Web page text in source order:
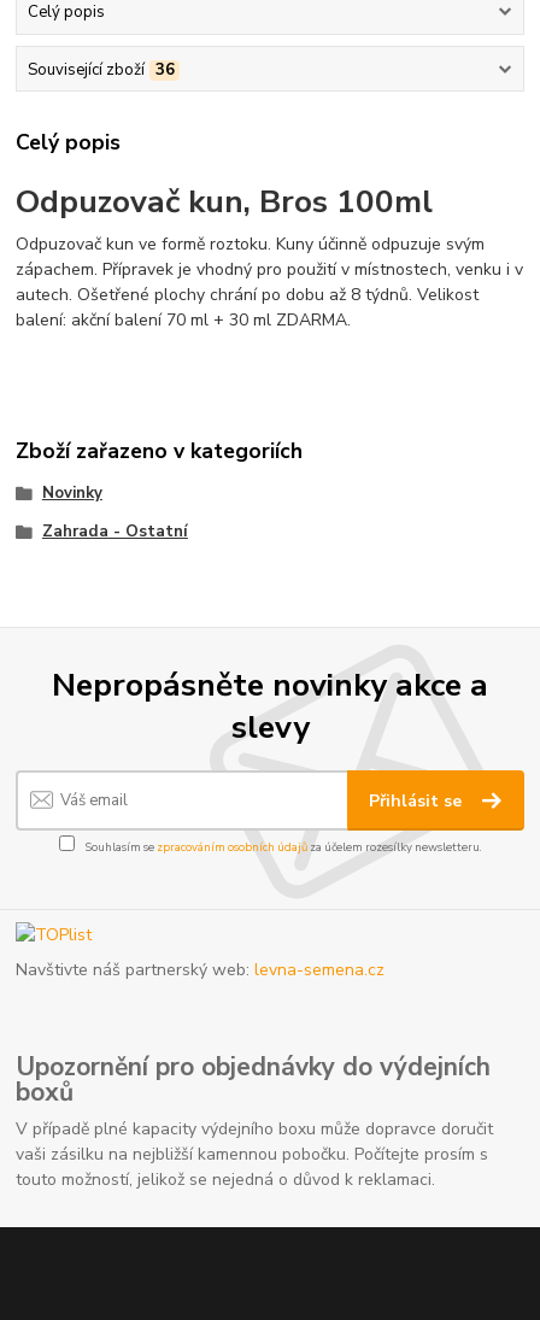
Celý popis
Související zboží 36
Celý popis
Odpuzovač kun, Bros 100ml
Odpuzovač kun ve formě roztoku. Kuny účinně odpuzuje svým
zápachem. Přípravek je vhodný pro použití v místnostech, venku i v
autech. Ošetřené plochy chrání po dobu až 8 týdnů. Velikost
balení: akční balení 70 ml + 30 ml ZDARMA.
Zboží zařazeno v kategoriích
Novinky
Zahrada - Ostatní
Nepropásněte novinky akce a
slevy
Přihlásit se
Souhlasím se zpracováním osobních údajůza účelem rozesílky newsletteru.
Navštivte náš partnerský web:levna-semena.cz
Upozornění pro objednávky do výdejních
boxů
V případě plné kapacity výdejního boxu může dopravce doručit
vaši zásilku na nejbližší kamennou pobočku. Počítejte prosím s
touto možností, jelikož se nejedná o důvod k reklamaci.